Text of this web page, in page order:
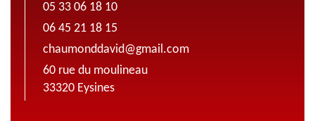
05 33 06 18 10
06 45 21 18 15
chaumonddavid@gmail.com
60 rue du moulineau
33320 Eysines